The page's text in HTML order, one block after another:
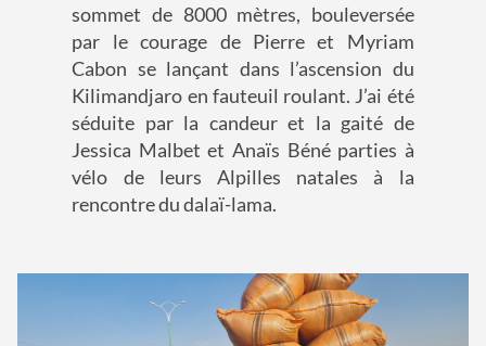
sommet de 8000 mètres, bouleversée
par le courage de Pierre et Myriam
Cabon se lançant dans l’ascension du
Kilimandjaro en fauteuil roulant. J’ai été
séduite par la candeur et la gaité de
Jessica Malbet et Anaïs Béné parties à
vélo de leurs Alpilles natales à la
rencontre du dalaï-lama.